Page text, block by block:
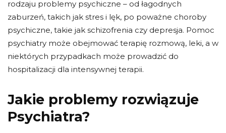
rodzaju problemy psychiczne – od łagodnych
zaburzeń, takich jak stres i lęk, po poważne choroby
psychiczne, takie jak schizofrenia czy depresja. Pomoc
psychiatry może obejmować terapię rozmową, leki, a w
niektórych przypadkach może prowadzić do
hospitalizacji dla intensywnej terapii.
Jakie problemy rozwiązuje
Psychiatra?